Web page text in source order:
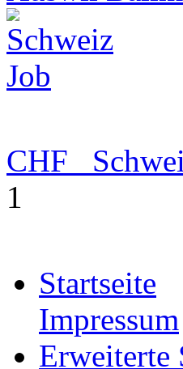
CHF
1
Startseite
Impressum
Erweiterte